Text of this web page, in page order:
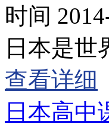
时间
日本是世
查看详细
日本高中